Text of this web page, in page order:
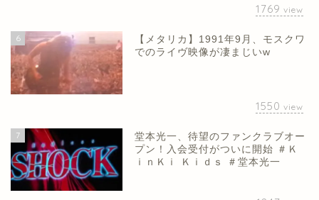
1769 view
6
【メタリカ】1991年9月、モスクワ
でのライヴ映像が凄まじいw
1550 view
7
堂本光一、待望のファンクラブオー
プン！入会受付がついに開始 ＃Ｋ
ｉｎＫｉ Ｋｉｄｓ ＃堂本光一